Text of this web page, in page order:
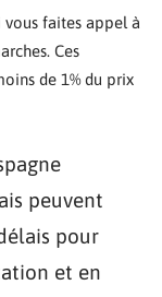
vous faites appel à
Ces
de 1% du prix
peuvent
pour
et en